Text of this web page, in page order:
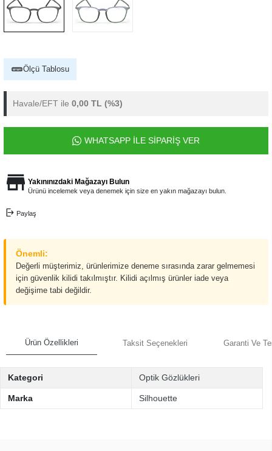
Ölçü Tablosu
Havale/EFT ile 0,00 TL (%3)
WHATSAPP İLE SİPARİŞ VER
Yakınınızdaki Mağazayı Bulun
Ürünü incelemek veya denemek için size en yakın mağazayı bulun.
Paylaş
Önemli:
Değerli müşterimiz, ürünlerimize deneme sırasında zarar gelmemesi
için güvenlik kilidi takılmıştır. Kilidi açılmış ürünler iade veya
değişime tabi değildir.
Ürün Özellikleri Taksit Seçenekleri Garanti Ve
Kategori Optik Gözlükleri
Marka Silhouette